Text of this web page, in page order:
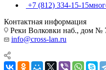
+7 (812) 334-15-15
Контактная информация
Реки Волковки наб., дом №
info@cross-lan.ru